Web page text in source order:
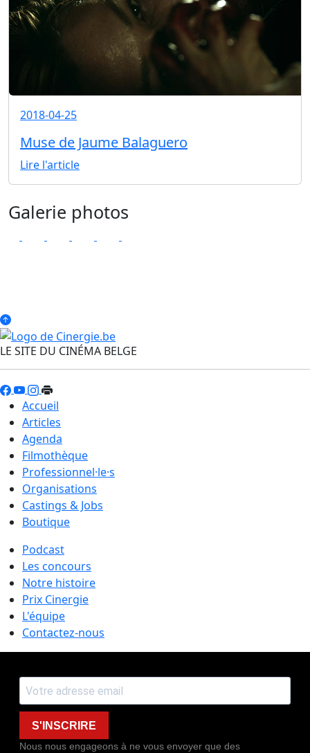
2018-04-25
Muse de Jaume Balaguero
Lire l'article
Galerie photos
LE SITE DU CINÉMA BELGE
Accueil
Articles
Agenda
Filmothèque
Professionnel·le·s
Organisations
Castings & Jobs
Boutique
Podcast
Les concours
Notre histoire
Prix Cinergie
L'équipe
Contactez-nous
S'INSCRIRE
Nous nous engageons à ne vous envoyer que des